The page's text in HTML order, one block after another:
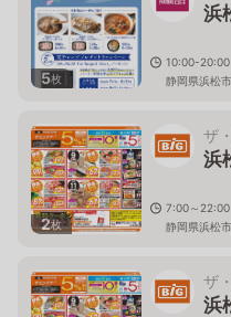
5枚
浜
10:00-20:00
静岡県浜松
2枚
ザ
浜
7:00～22:00
静岡県浜松
ザ
浜